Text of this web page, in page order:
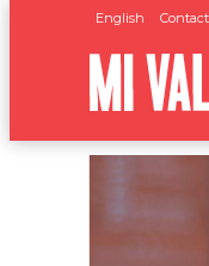
English